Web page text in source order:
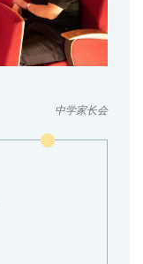
中学家长会